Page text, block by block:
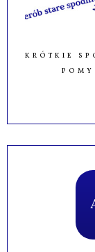
KRÓTKIE